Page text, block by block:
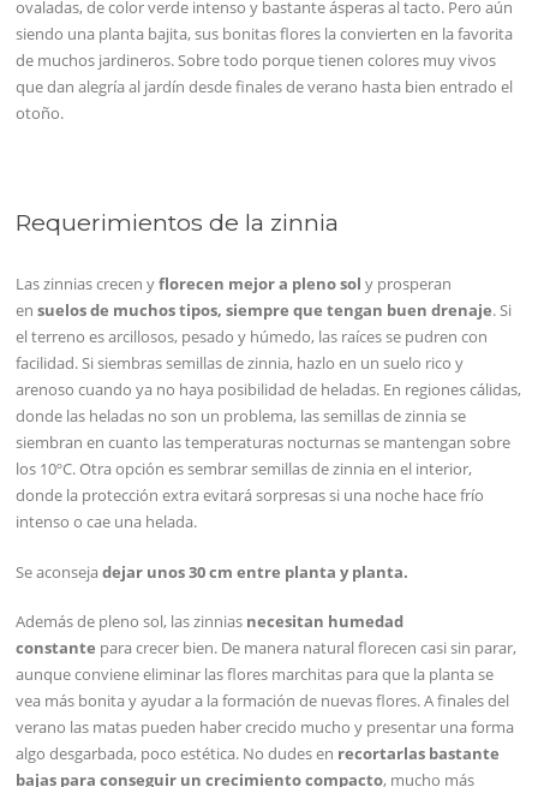
ovaladas, de color verde intenso y bastante ásperas al tacto. Pero aún
siendo una planta bajita, sus bonitas flores la convierten en la favorita
de muchos jardineros. Sobre todo porque tienen colores muy vivos
que dan alegría al jardín desde finales de verano hasta bien entrado el
otoño.
Requerimientos de la zinnia
Las zinnias crecen yflorecen mejor a pleno sol y prosperan
ensuelos de muchos tipos, siempre que tengan buen drenaje. Si
el terreno es arcillosos, pesado y húmedo, las raíces se pudren con
facilidad. Si siembras semillas de zinnia, hazlo en un suelo rico y
arenoso cuando ya no haya posibilidad de heladas. En regiones cálidas,
donde las heladas no son un problema, las semillas de zinnia se
siembran en cuanto las temperaturas nocturnas se mantengan sobre
los 10ºC. Otra opción es sembrar semillas de zinnia en el interior,
donde la protección extra evitará sorpresas si una noche hace frío
intenso o cae una helada.
Se aconsejadejar unos 30 cm entre planta y planta.
Además de pleno sol, las zinnias necesitan humedad
constante para crecer bien. De manera natural florecen casi sin parar,
aunque conviene eliminar las flores marchitas para que la planta se
vea más bonita y ayudar a la formación de nuevas flores. A finales del
verano las matas pueden haber crecido mucho y presentar una forma
algo desgarbada, poco estética. No dudes en recortarlas bastante
bajas para conseguir un crecimiento compacto, mucho más